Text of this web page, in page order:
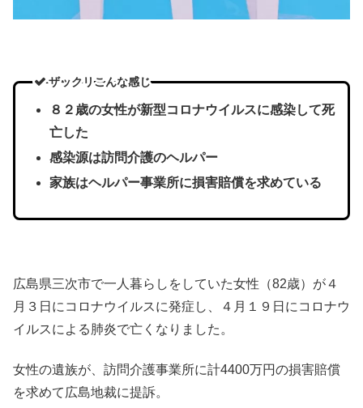
ザックリこんな感じ
８２歳の女性が新型コロナウイルスに感染して死
亡した
感染源は訪問介護のヘルパー
家族はヘルパー事業所に損害賠償を求めている
広島県三次市で一人暮らしをしていた女性（82歳）が４
月３日にコロナウイルスに発症し、４月１９日にコロナウ
イルスによる肺炎で亡くなりました。
女性の遺族が、訪問介護事業所に計4400万円の損害賠償
を求めて広島地裁に提訴。